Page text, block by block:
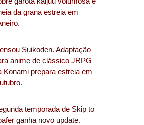
da grana estreia em
Suikoden. Adaptação
anime de clássico JRPG
Konami prepara estreia em
temporada de Skip to
ganha novo update.